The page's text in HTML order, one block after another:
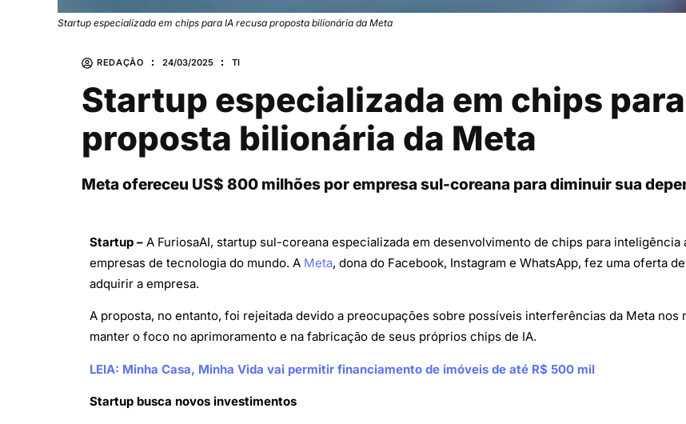
Startup especializada em chips para IA recusa proposta bilionária da Meta
REDAÇÃO 24/03/2025 TI
Startup especializada em chips
proposta bilionária da Meta
Meta ofereceu US$ 800 milhões por empresa sul-coreana para diminuir sua
Startup – A FuriosaAI, startup sul-coreana especializada em desenvolvimento de chips para
empresas de tecnologia do mundo. A Meta, dona do Facebook, Instagram e WhatsApp, fez uma oferta
adquirir a empresa.
A proposta, no entanto, foi rejeitada devido a preocupações sobre possíveis interferências da Meta
manter o foco no aprimoramento e na fabricação de seus próprios chips de IA.
LEIA: Minha Casa, Minha Vida vai permitir financiamento de imóveis de até R$ 500 mil
Startup busca novos investimentos